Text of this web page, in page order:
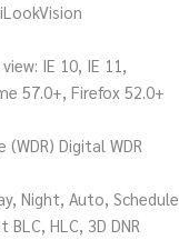
IE 10, IE 11,
57.0+, Firefox 52.0+
(WDR) Digital WDR
Night, Auto, Schedule
HLC, 3D DNR